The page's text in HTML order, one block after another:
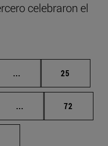
celebraron el
... Páginas intermedias
Página
25
... Páginas intermedias
Página
72